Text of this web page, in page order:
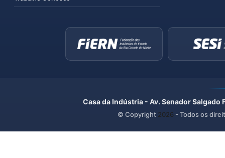
Casa da Indústria - Av. Senador
© Copyright 2026 - Todos os